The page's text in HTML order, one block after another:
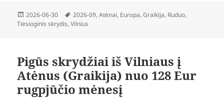
Paskelbta
2026-06-30 Žymos
2026-09,Atėnai, Europa,Graikija, Ruduo,
Tiesioginis skrydis,Vilnius
Pigūs skrydžiai iš Vilniaus į
Atėnus (Graikija) nuo 128 Eur
rugpjūčio mėnesį